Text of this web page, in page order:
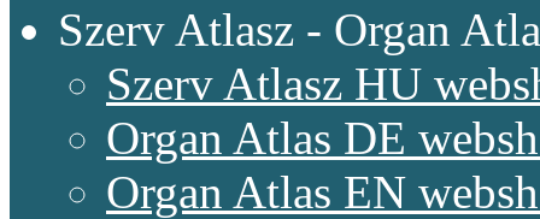
Szerv Atlasz - Organ
Szerv Atlasz HU
Organ Atlas DE
Organ Atlas EN